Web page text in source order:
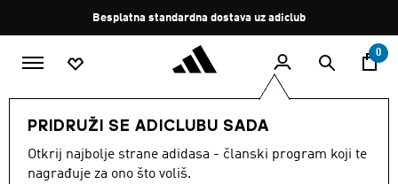
Zaustavi
rotaciju
Besplatna standardna dostava uz adiclub
0
PRIDRUŽI SE ADICLUBU SADA
Otkrij najbolje strane adidasa - članski program koji te
nagrađuje za ono što voliš.
MODNE MARKE Originals Dodaci
DODACI